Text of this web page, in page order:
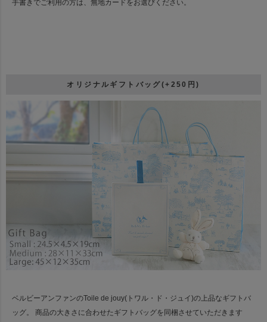
手書きでご利用の方は、無地カードをお選びください。
オリジナルギフトバッグ(+250円)
ベルビーアンファンのToile de jouy(トワル・ド・ジュイ)の上品なギフトバ
ッグ。
商品の大きさに合わせたギフトバッグを同梱させていただきます